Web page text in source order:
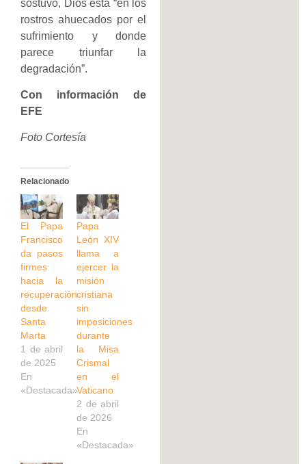
sostuvo, Dios está “en los
rostros ahuecados por el
sufrimiento y donde
parece triunfar la
degradación”.
Con información de
EFE
Foto Cortesía
Relacionado
El Papa
Francisco
da pasos
firmes
hacia la
recuperación
desde
Santa
Marta
1 de abril
de 2025
En
«Destacada»
Papa
León XIV
llama a
ejercer la
misión
cristiana
sin
imposiciones
durante
la Misa
Crismal
en el
Vaticano
2 de abril
de 2026
En
«Destacada»